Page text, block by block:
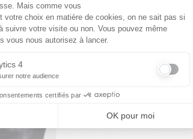
Mais comme vous
votre choix en matière de cookies, on ne sait pas si
suivre votre visite ou non. Vous pouvez même
vous nous autorisez à lancer.
4
notre audience
certifiés par
OK pour moi
Axeptio consent